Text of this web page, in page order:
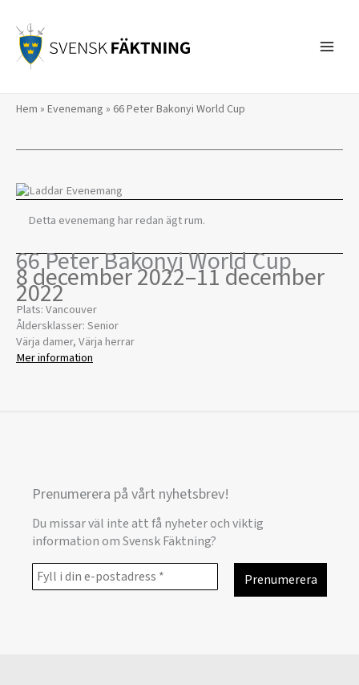
innehåll
Hem » Evenemang » 66 Peter Bakonyi World Cup
Detta evenemang har redan ägt rum.
66 Peter Bakonyi World Cup
8 december 2022–11 december
2022
Plats: Vancouver
Åldersklasser: Senior
Värja damer, Värja herrar
Mer information
Prenumerera på vårt nyhetsbrev!
Du missar väl inte att få nyheter och viktig
information om Svensk Fäktning?